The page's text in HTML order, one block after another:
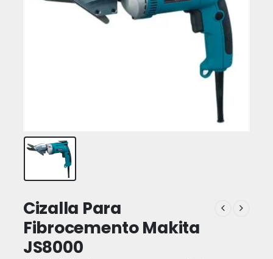
Cizalla Para
Fibrocemento Makita
JS8000